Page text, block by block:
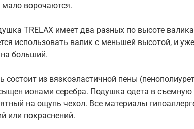
ворочаются.
TRELAX имеет два разных по высоте
использовать валик с меньшей высотой, и
больший.
состоит из вязкоэластичной пены
ионами серебра. Подушка одета в съемную
на ощупь чехол. Все материалы
или покраснений.